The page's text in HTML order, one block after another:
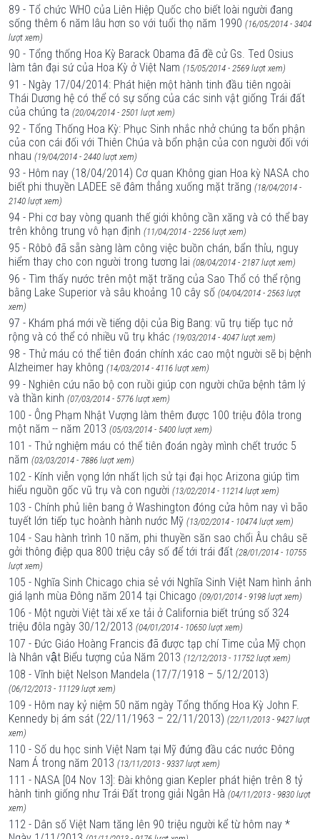
89 - Tổ chức WHO của Liên Hiệp Quốc cho biết loài người đang
sống thêm 6 năm lâu hơn so với tuổi thọ năm 1990 (16/05/2014 - 3404
lượt xem)
90 - Tổng thống Hoa Kỳ Barack Obama đã đề cử Gs. Ted Osius
làm tân đại sứ của Hoa Kỳ ở Việt Nam (15/05/2014 - 2569 lượt xem)
91 - Ngày 17/04/2014: Phát hiện một hành tinh đầu tiên ngoài
Thái Dương hệ có thể có sự sống của các sinh vật giống Trái đất
của chúng ta (20/04/2014 - 2501 lượt xem)
92 - Tổng Thống Hoa Kỳ: Phục Sinh nhắc nhở chúng ta bổn phận
của con cái đối với Thiên Chúa và bổn phận của con người đối với
nhau (19/04/2014 - 2440 lượt xem)
93 - Hôm nay (18/04/2014) Cơ quan Không gian Hoa kỳ NASA cho
biết phi thuyền LADEE sẽ đâm thẳng xuống mặt trăng (18/04/2014 -
2140 lượt xem)
94 - Phi cơ bay vòng quanh thế giới không cần xăng và có thể bay
trên không trung vô hạn định (11/04/2014 - 2256 lượt xem)
95 - Rôbô đã sẵn sàng làm công việc buồn chán, bẩn thỉu, nguy
hiểm thay cho con người trong tương lai (08/04/2014 - 2187 lượt xem)
96 - Tìm thấy nước trên một mặt trăng của Sao Thổ có thể rộng
bằng Lake Superior và sâu khoảng 10 cây số (04/04/2014 - 2563 lượt
xem)
97 - Khám phá mới về tiếng dội của Big Bang: vũ trụ tiếp tục nở
rộng và có thể có nhiều vũ trụ khác (19/03/2014 - 4047 lượt xem)
98 - Thử máu có thể tiên đoán chính xác cao một người sẽ bị bệnh
Alzheimer hay không (14/03/2014 - 4116 lượt xem)
99 - Nghiên cứu não bộ con ruồi giúp con người chữa bệnh tâm lý
và thần kinh (07/03/2014 - 5776 lượt xem)
100 - Ông Phạm Nhật Vượng làm thêm được 100 triệu đôla trong
một năm -- năm 2013 (05/03/2014 - 5400 lượt xem)
101 - Thử nghiệm máu có thể tiên đoán ngày mình chết trước 5
năm (03/03/2014 - 7886 lượt xem)
102 - Kính viễn vọng lớn nhất lịch sử tại đại học Arizona giúp tìm
hiểu nguồn gốc vũ trụ và con người (13/02/2014 - 11214 lượt xem)
103 - Chính phủ liên bang ở Washington đóng cửa hôm nay vì bão
tuyết lớn tiếp tục hoành hành nước Mỹ (13/02/2014 - 10474 lượt xem)
104 - Sau hành trình 10 năm, phi thuyền săn sao chổi Âu châu sẽ
gởi thông điệp qua 800 triệu cây số để tới trái đất (28/01/2014 - 10755
lượt xem)
105 - Nghĩa Sinh Chicago chia sẻ với Nghĩa Sinh Việt Nam hình ảnh
giá lạnh mùa Đông năm 2014 tại Chicago (09/01/2014 - 9198 lượt xem)
106 - Một người Việt tài xế xe tải ở California biết trúng số 324
triệu đôla ngày 30/12/2013 (04/01/2014 - 10650 lượt xem)
107 - Đức Giáo Hoàng Francis đã được tạp chí Time của Mỹ chọn
là Nhân vật Biểu tượng của Năm 2013 (12/12/2013 - 11752 lượt xem)
108 - Vĩnh biệt Nelson Mandela (17/7/1918 – 5/12/2013)
(06/12/2013 - 11129 lượt xem)
109 - Hôm nay kỷ niệm 50 năm ngày Tổng thống Hoa Kỳ John F.
Kennedy bị ám sát (22/11/1963 – 22/11/2013) (22/11/2013 - 9427 lượt
xem)
110 - Số du học sinh Việt Nam tại Mỹ đứng đầu các nước Đông
Nam Á trong năm 2013 (13/11/2013 - 9337 lượt xem)
111 - NASA [04 Nov 13]: Đài không gian Kepler phát hiện trên 8 tỷ
hành tinh giống như Trái Đất trong giải Ngân Hà (04/11/2013 - 9830 lượt
xem)
112 - Dân số Việt Nam tăng lên 90 triệu người kể từ hôm nay *